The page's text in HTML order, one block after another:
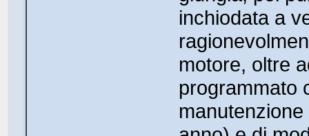
inchiodata a
motore, oltre
programmato